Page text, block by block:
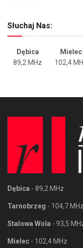
Słuchaj Nas:
Dębica Mielec
89,2 MHz
102,4
Dębica - 89,2 MHz
Tarnobrzeg - 104,7 MHz
Stalowa Wola - 93,5
Mielec - 102,4 MHz